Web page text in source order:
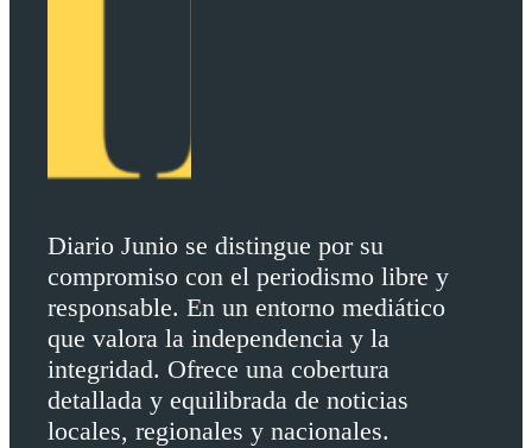
Diario Junio se distingue por su
compromiso con el periodismo libre y
responsable. En un entorno mediático
que valora la independencia y la
integridad. Ofrece una cobertura
detallada y equilibrada de noticias
locales, regionales y nacionales.